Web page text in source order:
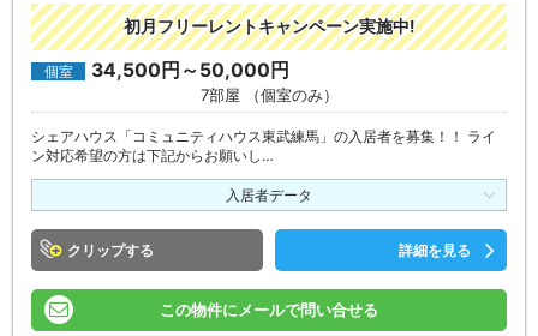
初月フリーレントキャンペーン実施中!
個室 34,500円～50,000円
7部屋 （個室のみ）
シェアハウス「コミュニティハウス東武練馬」の入居者を募集！！ ライ
ン対応希望の方は下記からお願いし…
入居者データ
クリップ 詳細を見る
この物件にメールで問い合せる